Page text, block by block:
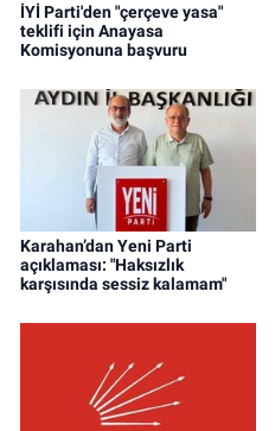
İYİ Parti'den "çerçeve yasa"
teklifi için Anayasa
Komisyonuna başvuru
Karahan’dan Yeni Parti
açıklaması: "Haksızlık
karşısında sessiz kalamam"